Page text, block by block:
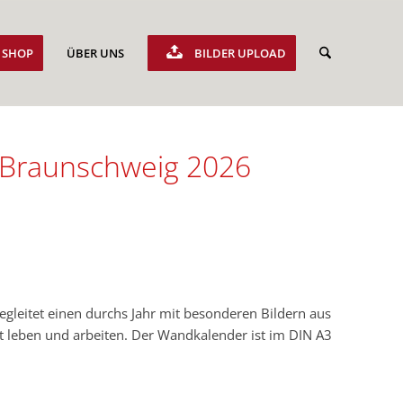
SHOP ÜBER UNS BILDER UPLOAD
2026
einen durchs Jahr mit besonderen Bildern aus
und arbeiten. Der Wandkalender ist im DIN A3